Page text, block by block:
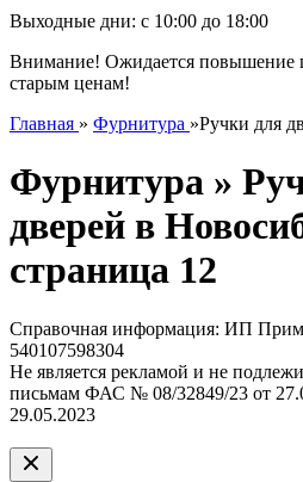
Выходные дни: с 10:00 до 18:00
Внимание! Ожидается повышение
старым ценам!
Главная » Фурнитура »Ручки для
Фурнитура »
дверей в
страница 12
Справочная информация: ИП
540107598304
Не является рекламой и не
письмам ФАС № 08/32849/23 от
29.05.2023